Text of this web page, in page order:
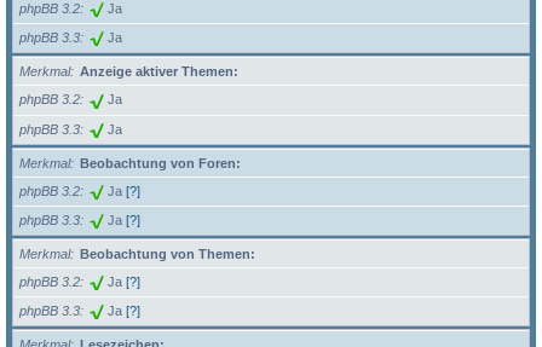
phpBB 3.2
Ja
phpBB 3.3 Ja
Merkmal
Anzeige aktiver Themen:
phpBB 3.2
Ja
phpBB 3.3 Ja
Merkmal
Beobachtung von Foren:
phpBB 3.2
Ja [?]
phpBB 3.3 Ja [?]
Merkmal
Beobachtung von Themen:
phpBB 3.2
Ja [?]
phpBB 3.3 Ja [?]